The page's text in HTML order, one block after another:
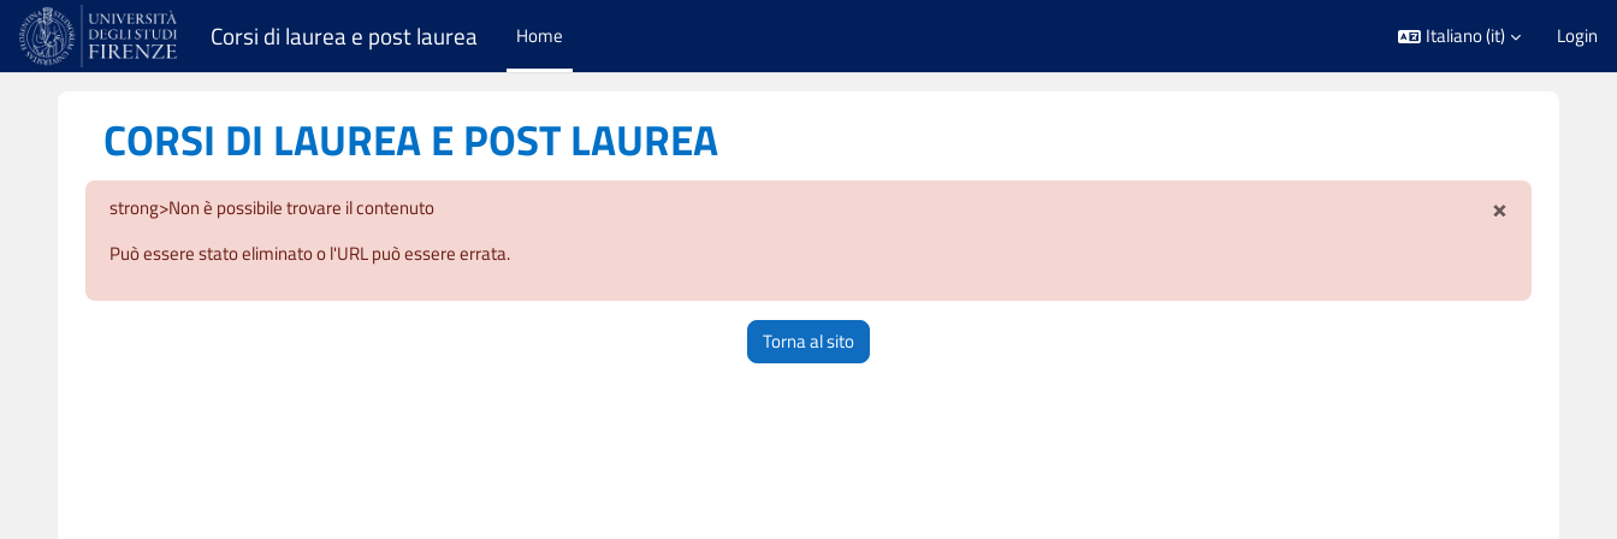
Vai al contenuto principale
Corsi di laurea e post laurea Home Italiano ‎(it)‎ Login
CORSI DI LAUREA E POST LAUREA
strong>Non è possibile trovare il contenuto
Può essere stato eliminato o l'URL può essere errata.
×
Torna al sito